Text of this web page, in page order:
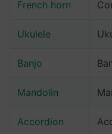
French horn
Ukulele
Banjo
Mandolin
Accordion